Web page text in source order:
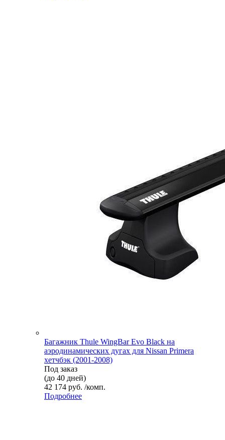
Багажник Thule WingBar Evo Black на
аэродинамических дугах для Nissan Primera
хетчбэк (2001-2008)
Под заказ
(до 40 дней)
42 174 руб. /комп.
Подробнее